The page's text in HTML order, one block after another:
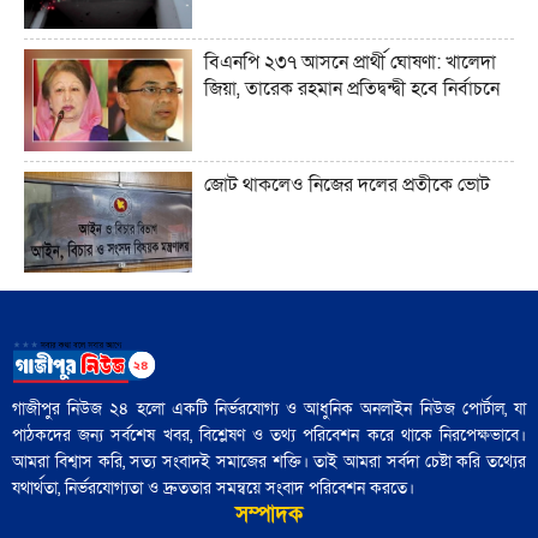
আধুনিক বাংলাদেশে লোকসাহিত্য অধ্যয়ন
বিএনপি ২৩৭ আসনে প্রার্থী ঘোষণা: খালেদা
জিয়া, তারেক রহমান প্রতিদ্বন্দ্বী হবে নির্বাচনে
জোট থাকলেও নিজের দলের প্রতীকে ভোট
৪৮ হাজার পুলিশ সদস্য নির্বাচনী প্রশিক্ষণ
সম্পন্ন: পুলিশ সদর দপ্তর
গাজীপুর নিউজ ২৪ হলো একটি নির্ভরযোগ্য ও আধুনিক অনলাইন নিউজ পোর্টাল, যা
পাঠকদের জন্য সর্বশেষ খবর, বিশ্লেষণ ও তথ্য পরিবেশন করে থাকে নিরপেক্ষভাবে।
আমরা বিশ্বাস করি, সত্য সংবাদই সমাজের শক্তি। তাই আমরা সর্বদা চেষ্টা করি তথ্যের
যথার্থতা, নির্ভরযোগ্যতা ও দ্রুততার সমন্বয়ে সংবাদ পরিবেশন করতে।
সম্পাদক